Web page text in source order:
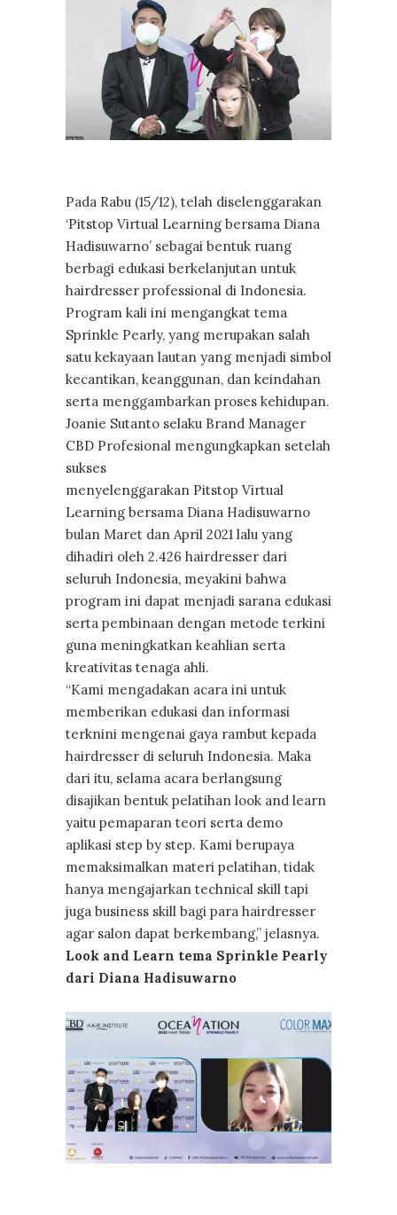
Pada Rabu (15/12), telah diselenggarakan
‘Pitstop Virtual Learning bersama Diana
Hadisuwarno’ sebagai bentuk ruang
berbagi edukasi berkelanjutan untuk
hairdresser professional di Indonesia.
Program kali ini mengangkat tema
Sprinkle Pearly, yang merupakan salah
satu kekayaan lautan yang menjadi simbol
kecantikan, keanggunan, dan keindahan
serta menggambarkan proses kehidupan.
Joanie Sutanto selaku Brand Manager
CBD Profesional mengungkapkan setelah
sukses
menyelenggarakan Pitstop Virtual
Learning bersama Diana Hadisuwarno
bulan Maret dan April 2021 lalu yang
dihadiri oleh 2.426 hairdresser dari
seluruh Indonesia, meyakini bahwa
program ini dapat menjadi sarana edukasi
serta pembinaan dengan metode terkini
guna meningkatkan keahlian serta
kreativitas tenaga ahli.
“Kami mengadakan acara ini untuk
memberikan edukasi dan informasi
terknini mengenai gaya rambut kepada
hairdresser di seluruh Indonesia. Maka
dari itu, selama acara berlangsung
disajikan bentuk pelatihan look and learn
yaitu pemaparan teori serta demo
aplikasi step by step. Kami berupaya
memaksimalkan materi pelatihan, tidak
hanya mengajarkan technical skill tapi
juga business skill bagi para hairdresser
agar salon dapat berkembang,” jelasnya.
Look and Learn tema Sprinkle Pearly
dari Diana Hadisuwarno